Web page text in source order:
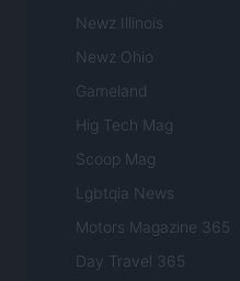
Newz Illinois
Newz Ohio
Gameland
Hig Tech Mag
Scoop Mag
Lgbtqia News
Motors Magazine 365
Day Travel 365